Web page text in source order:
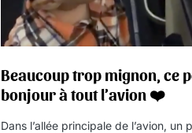
Beaucoup trop mignon, ce
bonjour à tout l’avion ❤️
Dans l’allée principale de l’avion, un